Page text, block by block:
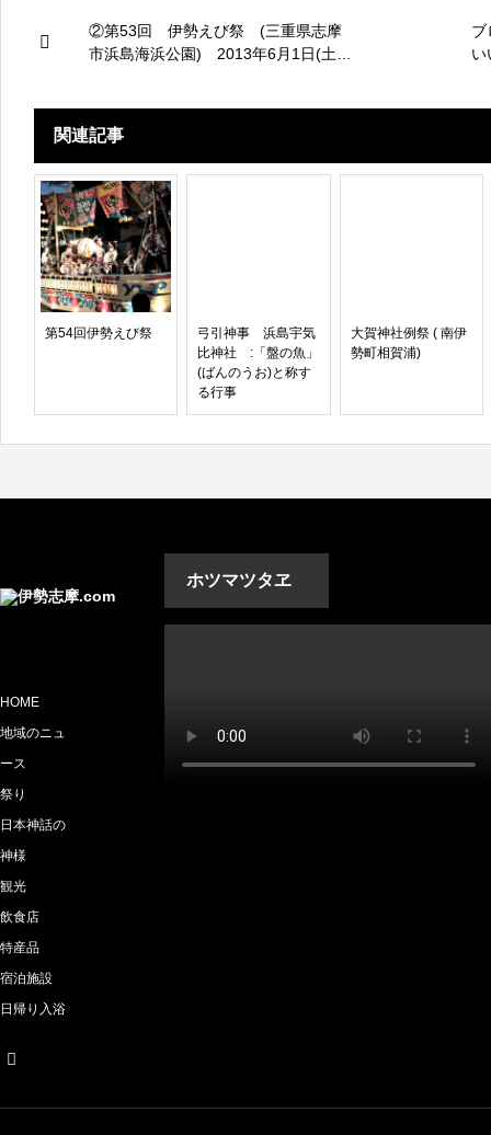
②第53回 伊勢えび祭 (三重県志摩
市浜島海浜公園) 2013年6月1日(土)
ブ
い
関連記事
第54回伊勢えび祭
弓引神事 浜島宇気
比神社 :「盤の魚」
(ばんのうお)と称す
る行事
大賀神社例祭 ( 南伊
勢町相賀浦)
ホツマツタヱ
HOME
地域のニュ
ース
祭り
日本神話の
神様
観光
飲食店
特産品
宿泊施設
日帰り入浴